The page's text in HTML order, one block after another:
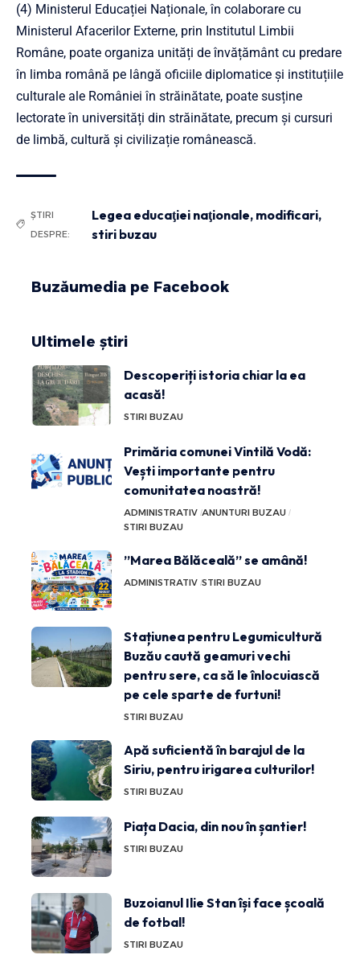
(4) Ministerul Educației Naționale, în colaborare cu
Ministerul Afacerilor Externe, prin Institutul Limbii
Române, poate organiza unități de învățământ cu predare
în limba română pe lângă oficiile diplomatice și instituțiile
culturale ale României în străinătate, poate susține
lectorate în universități din străinătate, precum și cursuri
de limbă, cultură și civilizație românească.
ȘTIRI
DESPRE:
Legea educaţiei naţionale, modificari,
stiri buzau
Buzăumedia pe Facebook
Ultimele știri
Descoperiți istoria chiar la ea
acasă!
STIRI BUZAU
Primăria comunei Vintilă Vodă:
Vești importante pentru
comunitatea noastră!
ADMINISTRATIV ANUNTURI BUZAU
STIRI BUZAU
”Marea Bălăceală” se amână!
ADMINISTRATIV STIRI BUZAU
Stațiunea pentru Legumicultură
Buzău caută geamuri vechi
pentru sere, ca să le înlocuiască
pe cele sparte de furtuni!
STIRI BUZAU
Apă suficientă în barajul de la
Siriu, pentru irigarea culturilor!
STIRI BUZAU
Piața Dacia, din nou în șantier!
STIRI BUZAU
Buzoianul Ilie Stan își face școală
de fotbal!
STIRI BUZAU